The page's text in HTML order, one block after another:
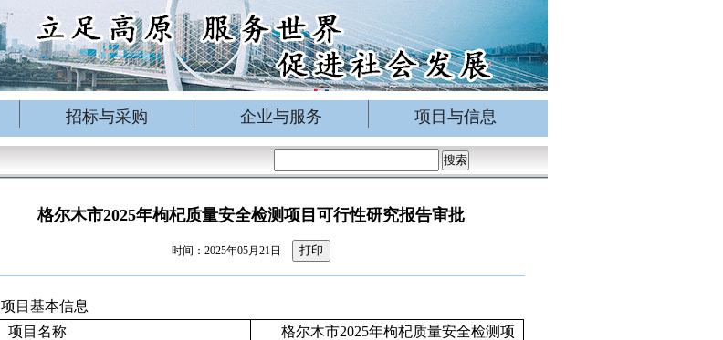
招标与采购 企业与服务 项目与信息
格尔木市2025年枸杞质量安全检测项目可行性研究报告审批
时间：2025年05月21日 打印
项目基本信息
项目名称
格尔木市2025年枸杞质量安全检测项